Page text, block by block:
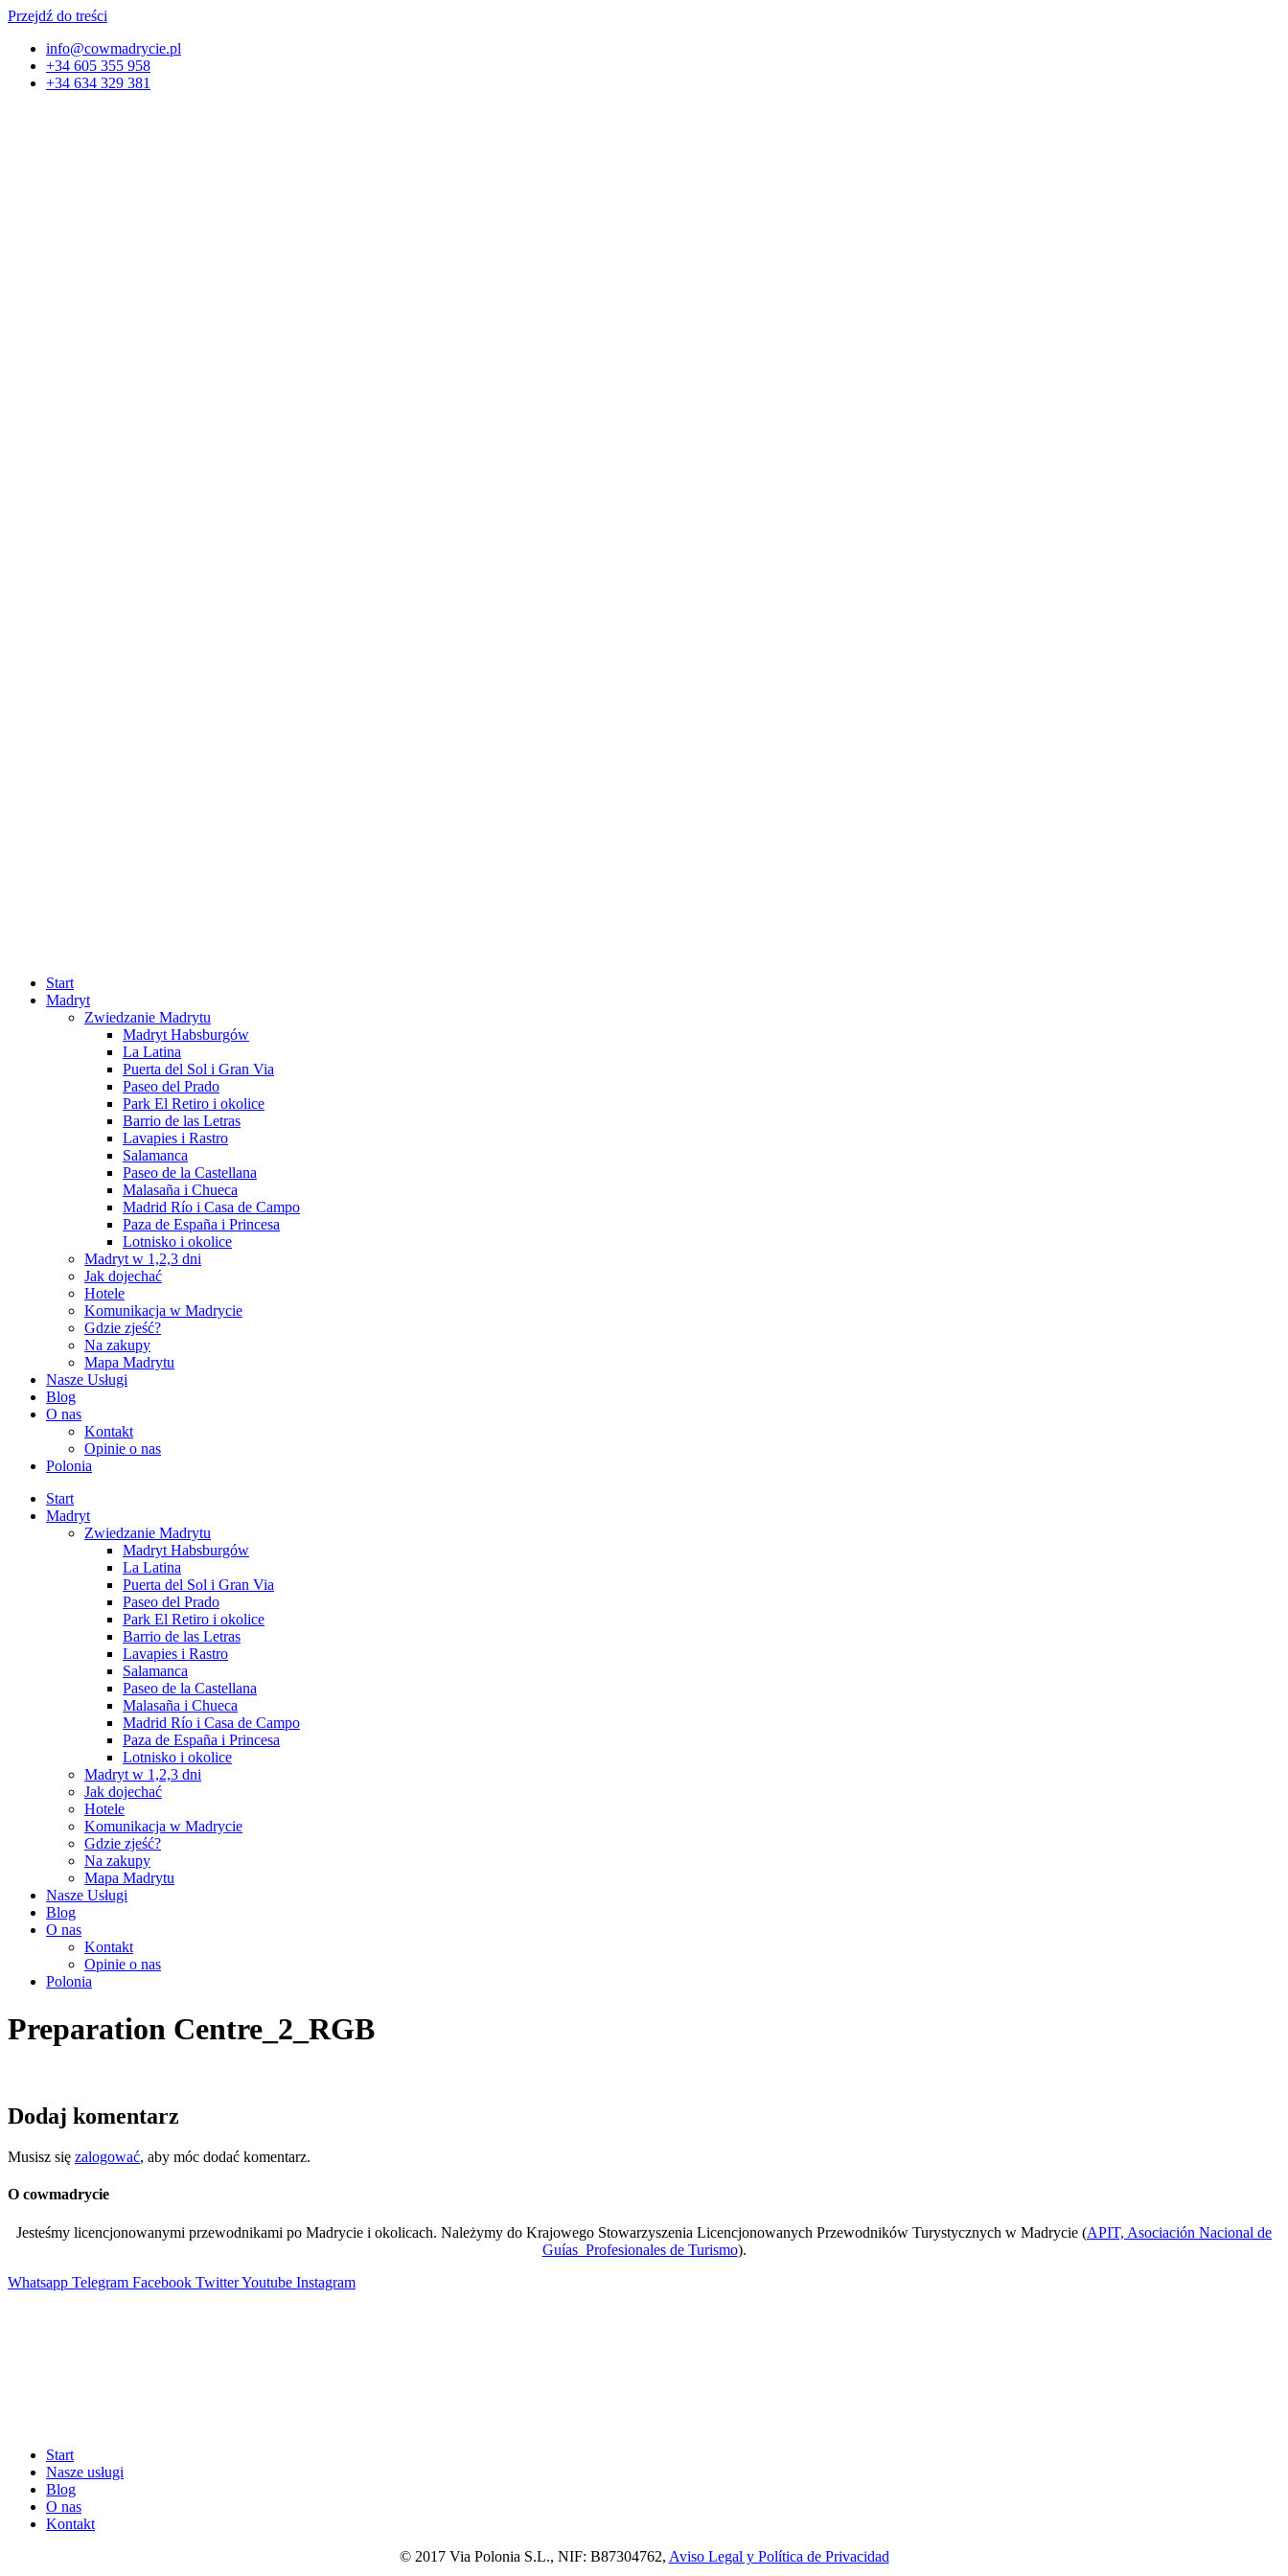
Przejdź do treści
info@cowmadrycie.pl
+34 605 355 958
+34 634 329 381​
Start
Madryt
Zwiedzanie Madrytu
Madryt Habsburgów
La Latina
Puerta del Sol i Gran Via
Paseo del Prado
Park El Retiro i okolice
Barrio de las Letras
Lavapies i Rastro
Salamanca
Paseo de la Castellana
Malasaña i Chueca
Madrid Río i Casa de Campo
Paza de España i Princesa
Lotnisko i okolice
Madryt w 1,2,3 dni
Jak dojechać
Hotele
Komunikacja w Madrycie
Gdzie zjeść?
Na zakupy
Mapa Madrytu
Nasze Usługi
Blog
O nas
Kontakt
Opinie o nas
Polonia
Start
Madryt
Zwiedzanie Madrytu
Madryt Habsburgów
La Latina
Puerta del Sol i Gran Via
Paseo del Prado
Park El Retiro i okolice
Barrio de las Letras
Lavapies i Rastro
Salamanca
Paseo de la Castellana
Malasaña i Chueca
Madrid Río i Casa de Campo
Paza de España i Princesa
Lotnisko i okolice
Madryt w 1,2,3 dni
Jak dojechać
Hotele
Komunikacja w Madrycie
Gdzie zjeść?
Na zakupy
Mapa Madrytu
Nasze Usługi
Blog
O nas
Kontakt
Opinie o nas
Polonia
Preparation Centre_2_RGB
Dodaj komentarz
Musisz się zalogować, aby móc dodać komentarz.
O cowmadrycie
Jesteśmy licencjonowanymi przewodnikami po Madrycie i okolicach. Należymy do Krajowego Stowarzyszenia Licencjonowanych Przewodników Turystycznych w Madrycie (APIT, Asociación Nacional de
Guías Profesionales de Turismo).
Whatsapp Telegram Facebook TwitterYoutube Instagram
Start
Nasze usługi
Blog
O nas
Kontakt
© 2017 Via Polonia S.L., NIF: B87304762, Aviso Legal y Política de Privacidad